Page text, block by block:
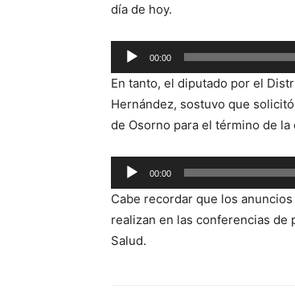
día de hoy.
Reproductor
de
audio
00:00
En tanto, el diputado por el
Hernández, sostuvo que
de Osorno para el término de
Reproductor
de
audio
00:00
Cabe recordar que los
realizan en las conferencias
Salud.